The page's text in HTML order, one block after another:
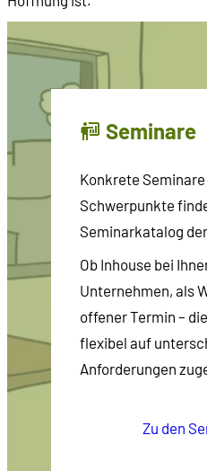
Seminare
Konkrete
Schwerpunkte
Seminarkatalog
Ob Inhouse bei
Unternehmen, als
offener Termin –
flexibel auf
Anforderungen
Zu den